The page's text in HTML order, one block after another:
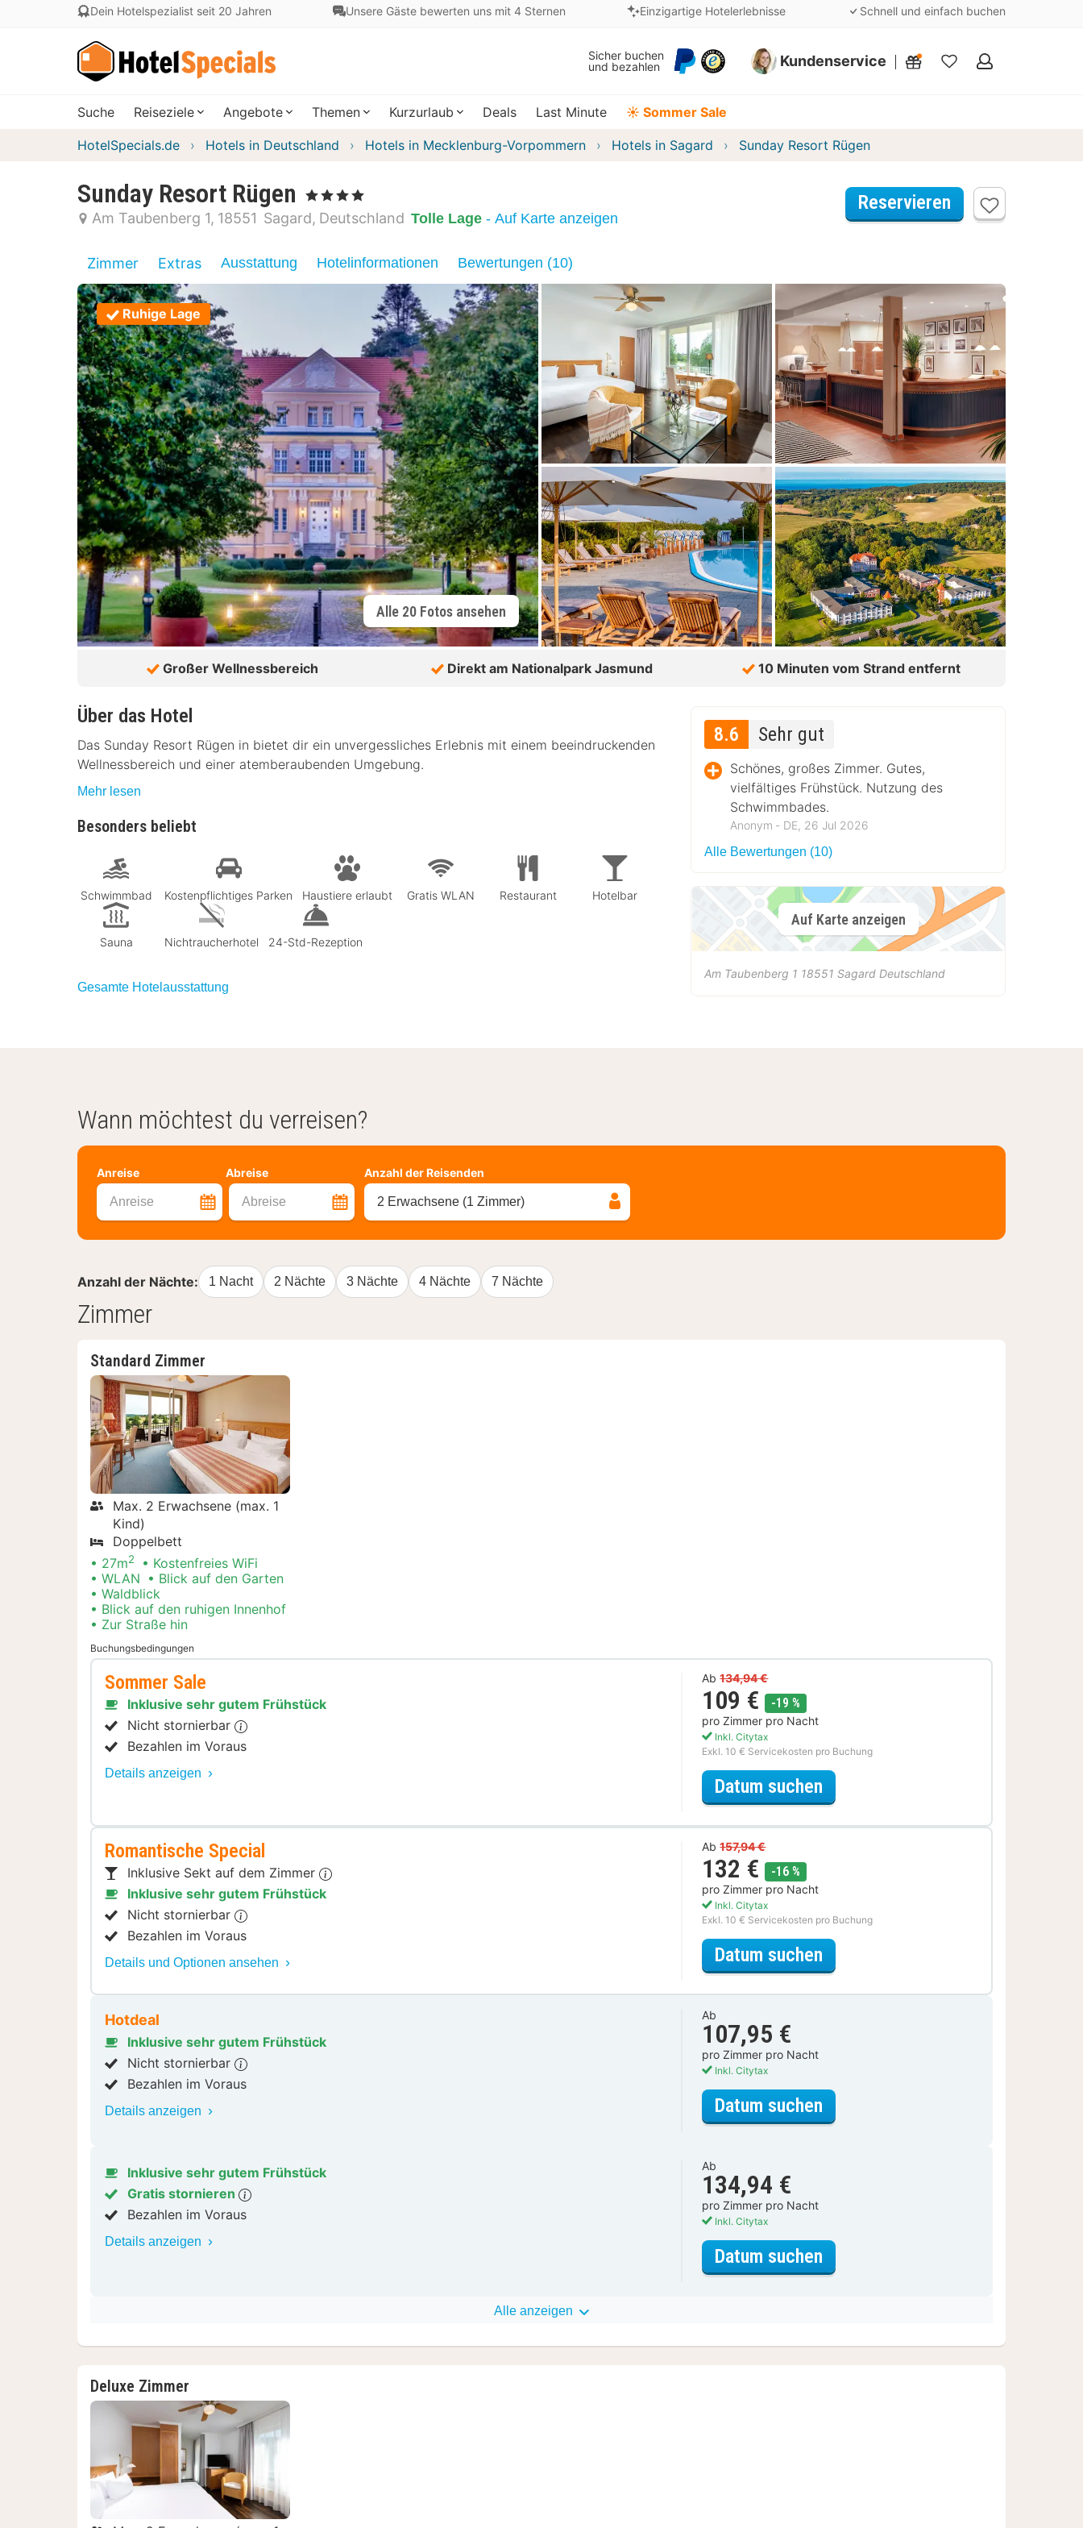
Dein Hotelspezialist seit 20 Jahren Unsere Gäste bewerten uns mit 4 Sternen Einzigartige Hotelerlebnisse Schnell und einfach buchen
Sicher buchen
und bezahlen
Kundenservice
Meine
Suche Reiseziele Angebote Themen Kurzurlaub Deals Last Minute ☀️ Sommer Sale
HotelSpecials.de Hotels in Deutschland Hotels in Mecklenburg-Vorpommern Hotels in Sagard Sunday Resort Rügen
Sunday Resort Rügen , 4 Sterne
Am Taubenberg 1 18551 Sagard Deutschland Tolle Lage - Auf Karte anzeigen
Reservieren
Zimmer Extras Ausstattung Hotelinformationen Bewertungen (10)
Ruhige Lage
Alle 20 Fotos ansehen
Großer Wellnessbereich Direkt am Nationalpark Jasmund 10 Minuten vom Strand entfernt
Über das Hotel
Das Sunday Resort Rügen in bietet dir ein unvergessliches Erlebnis mit einem beeindruckenden
Wellnessbereich und einer atemberaubenden Umgebung.
Mehr lesen
Besonders beliebt
Schwimmbad Kostenpflichtiges Parken Haustiere erlaubt Gratis WLAN Restaurant Hotelbar
Sauna Nichtraucherhotel 24-Std-Rezeption
Gesamte Hotelausstattung
8.6 Sehr gut
Schönes, großes Zimmer. Gutes,
vielfältiges Frühstück. Nutzung des
Schwimmbades.
Anonym ‐ DE, 26 Jul 2026
Alle Bewertungen (10)
Auf Karte anzeigen
Am Taubenberg 1 18551 Sagard Deutschland
Wann möchtest du verreisen?
Anreise Abreise
Anreise Abreise
Anzahl der Reisenden
2 Erwachsene (1 Zimmer)
Anzahl der Nächte: 1 Nacht 2 Nächte 3 Nächte 4 Nächte 7 Nächte
Zimmer
Standard Zimmer
Max. 2 Erwachsene (max. 1
Kind)
Doppelbett
27m2
Kostenfreies WiFi
WLAN
Blick auf den Garten
Waldblick
Blick auf den ruhigen Innenhof
Zur Straße hin
Buchungsbedingungen
Sommer Sale
Inklusive sehr gutem Frühstück
Nicht stornierbar
Bezahlen im Voraus
Details anzeigen
Ab 134,94 €
109 € -19 %
pro Zimmer pro Nacht
Inkl. Citytax
Exkl. 10 € Servicekosten pro Buchung
Datum suchen
Romantische Special
Inklusive Sekt auf dem Zimmer
Inklusive sehr gutem Frühstück
Nicht stornierbar
Bezahlen im Voraus
Details und Optionen ansehen
Ab 157,94 €
132 € -16 %
pro Zimmer pro Nacht
Inkl. Citytax
Exkl. 10 € Servicekosten pro Buchung
Datum suchen
Hotdeal
Inklusive sehr gutem Frühstück
Nicht stornierbar
Bezahlen im Voraus
Details anzeigen
Ab
107,95 €
pro Zimmer pro Nacht
Inkl. Citytax
Datum suchen
Inklusive sehr gutem Frühstück
Gratis stornieren
Bezahlen im Voraus
Details anzeigen
Ab
134,94 €
pro Zimmer pro Nacht
Inkl. Citytax
Datum suchen
Alle anzeigen
Deluxe Zimmer